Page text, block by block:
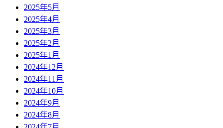
2025年5月
2025年4月
2025年3月
2025年2月
2025年1月
2024年12月
2024年11月
2024年10月
2024年9月
2024年8月